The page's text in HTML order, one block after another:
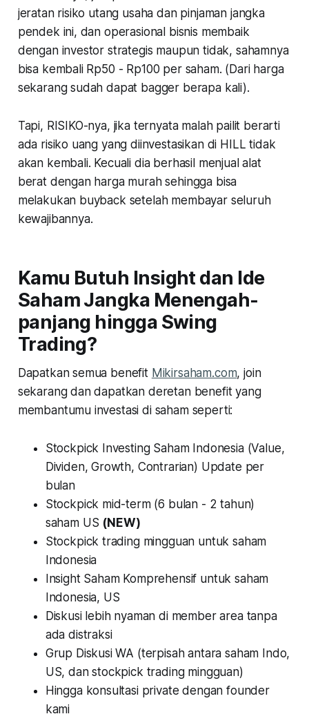
jeratan risiko utang usaha dan pinjaman jangka
pendek ini, dan operasional bisnis membaik
dengan investor strategis maupun tidak, sahamnya
bisa kembali Rp50 - Rp100 per saham. (Dari harga
sekarang sudah dapat bagger berapa kali).
Tapi, RISIKO-nya, jika ternyata malah pailit berarti
ada risiko uang yang diinvestasikan di HILL tidak
akan kembali. Kecuali dia berhasil menjual alat
berat dengan harga murah sehingga bisa
melakukan buyback setelah membayar seluruh
kewajibannya.
Kamu Butuh Insight dan Ide
Saham Jangka Menengah-
panjang hingga Swing
Trading?
Dapatkan semua benefit Mikirsaham.com, join
sekarang dan dapatkan deretan benefit yang
membantumu investasi di saham seperti:
Stockpick Investing Saham Indonesia (Value,
Dividen, Growth, Contrarian) Update per
bulan
Stockpick mid-term (6 bulan - 2 tahun)
saham US (NEW)
Stockpick trading mingguan untuk saham
Indonesia
Insight Saham Komprehensif untuk saham
Indonesia, US
Diskusi lebih nyaman di member area tanpa
ada distraksi
Grup Diskusi WA (terpisah antara saham Indo,
US, dan stockpick trading mingguan)
Hingga konsultasi private dengan founder
kami